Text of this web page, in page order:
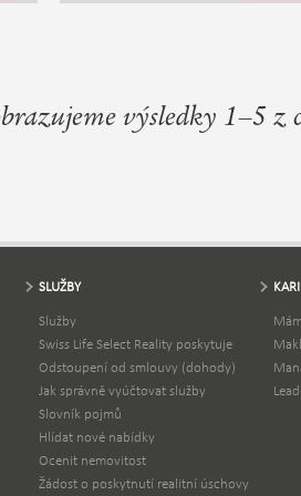
nemovitost zájemci s nejvyšší
výsledky 1–5 z
SLUŽBY
Služby
Swiss Life Select Reality poskytuje
Odstoupení od smlouvy (dohody)
Jak správně vyúčtovat služby
Slovník pojmů
Hlídat nové nabídky
Ocenit nemovitost
Žádost o poskytnutí realitní úschovy